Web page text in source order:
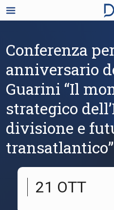
Conferenza
anniversario
Guarini “Il
strategico
divisione e
transatlantico”
21 OTT